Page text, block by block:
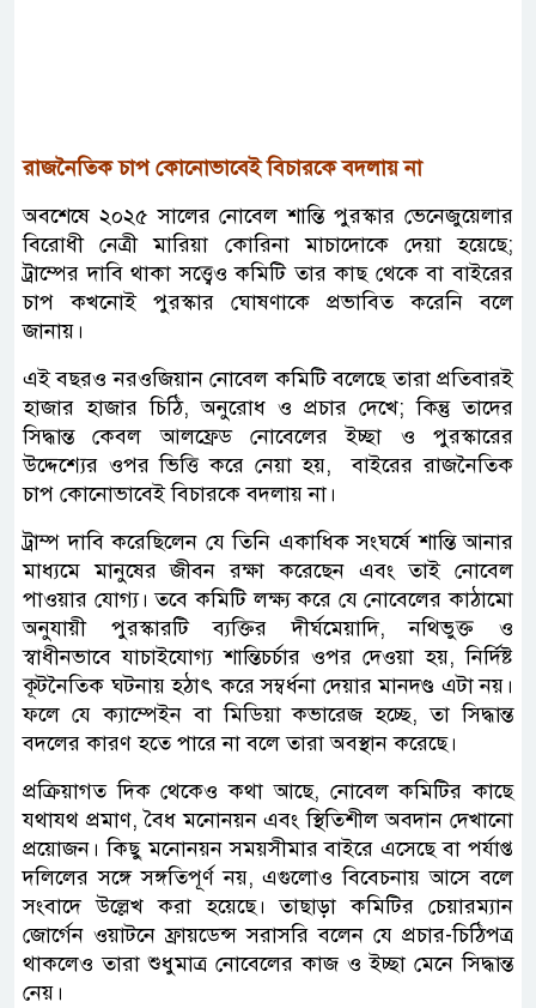
রাজনৈতিকচাপকোনোভাবেইবিচারকেবদলায়না
অবশেষে ২০২৫ সালের নোবেল শান্তি পুরস্কার ভেনেজুয়েলার
বিরোধী নেত্রী মারিয়া কোরিনা মাচাদোকে দেয়া হয়েছে;
ট্রাম্পের দাবি থাকা সত্ত্বেও কমিটি তার কাছ থেকে বা বাইরের
চাপ কখনোই পুরস্কার ঘোষণাকে প্রভাবিত করেনি বলে
জানায়।
এই বছরও নরওজিয়ান নোবেল কমিটি বলেছে তারা প্রতিবারই
হাজার হাজার চিঠি, অনুরোধ ও প্রচার দেখে; কিন্তু তাদের
সিদ্ধান্ত কেবল আলফ্রেড নোবেলের ইচ্ছা ও পুরস্কারের
উদ্দেশ্যের ওপর ভিত্তি করে নেয়া হয়, বাইরের রাজনৈতিক
চাপ কোনোভাবেই বিচারকে বদলায় না।
ট্রাম্প দাবি করেছিলেন যে তিনি একাধিক সংঘর্ষে শান্তি আনার
মাধ্যমে মানুষের জীবন রক্ষা করেছেন এবং তাই নোবেল
পাওয়ার যোগ্য। তবে কমিটি লক্ষ্য করে যে নোবেলের কাঠামো
অনুযায়ী পুরস্কারটি ব্যক্তির দীর্ঘমেয়াদি, নথিভুক্ত ও
স্বাধীনভাবে যাচাইযোগ্য শান্তিচর্চার ওপর দেওয়া হয়, নির্দিষ্ট
কূটনৈতিক ঘটনায় হঠাৎ করে সম্বর্ধনা দেয়ার মানদণ্ড এটা নয়।
ফলে যে ক্যাম্পেইন বা মিডিয়া কভারেজ হচ্ছে, তা সিদ্ধান্ত
বদলের কারণ হতে পারে না বলে তারা অবস্থান করেছে।
প্রক্রিয়াগত দিক থেকেও কথা আছে, নোবেল কমিটির কাছে
যথাযথ প্রমাণ, বৈধ মনোনয়ন এবং স্থিতিশীল অবদান দেখানো
প্রয়োজন। কিছু মনোনয়ন সময়সীমার বাইরে এসেছে বা পর্যাপ্ত
দলিলের সঙ্গে সঙ্গতিপূর্ণ নয়, এগুলোও বিবেচনায় আসে বলে
সংবাদে উল্লেখ করা হয়েছে। তাছাড়া কমিটির চেয়ারম্যান
জোর্গেন ওয়াটনে ফ্রায়ডেন্স সরাসরি বলেন যে প্রচার-চিঠিপত্র
থাকলেও তারা শুধুমাত্র নোবেলের কাজ ও ইচ্ছা মেনে সিদ্ধান্ত
নেয়।